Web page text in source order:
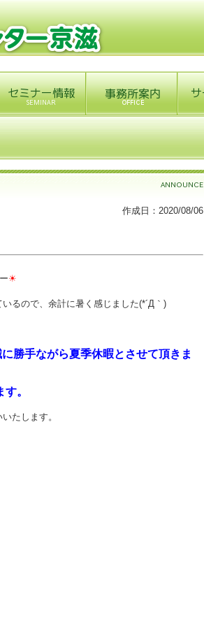
作成日：2020/08/06
☀
るので、余計に暑く感じました(*´Д｀)
勝手ながら夏季休暇とさせて頂きま
。
たします。